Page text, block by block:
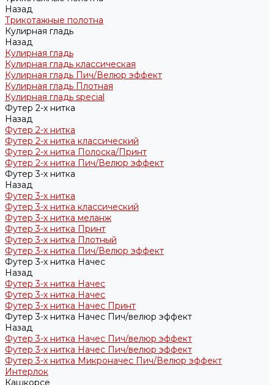
Назад
Трикотажные полотна
Кулирная гладь
Назад
Кулирная гладь
Кулирная гладь классическая
Кулирная гладь Пич/Велюр эффект
Кулирная гладь Плотная
Кулирная гладь special
Футер 2-х нитка
Назад
Футер 2-х нитка
Футер 2-х нитка классический
Футер 2-х нитка Полоска/Принт
Футер 2-х нитка Пич/Велюр эффект
Футер 3-х нитка
Назад
Футер 3-х нитка
Футер 3-х нитка классический
Футер 3-х нитка меланж
Футер 3-х нитка Принт
Футер 3-х нитка Плотный
Футер 3-х нитка Пич/Велюр эффект
Футер 3-х нитка Начес
Назад
Футер 3-х нитка Начес
Футер 3-х нитка Начес
Футер 3-х нитка Начес Принт
Футер 3-х нитка Начес Пич/велюр эффект
Назад
Футер 3-х нитка Начес Пич/велюр эффект
Футер 3-х нитка Начес Пич/велюр эффект
Футер 3-х нитка Микроначес Пич/Велюр эффект
Интерлок
Кашкорсе